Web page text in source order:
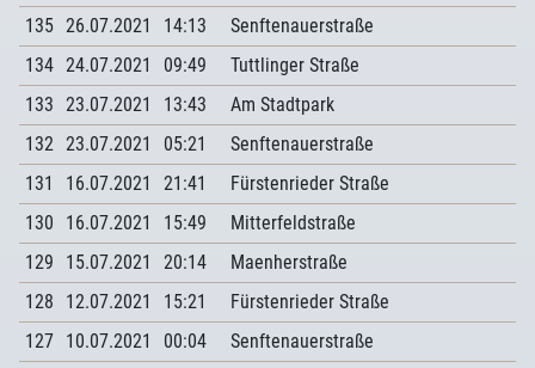
135 26.07.2021 14:13
Senftenauerstraße
134 24.07.2021 09:49
Tuttlinger Straße
133 23.07.2021 13:43
Am Stadtpark
132 23.07.2021 05:21
Senftenauerstraße
131
16.07.2021 21:41
Fürstenrieder Straße
130
16.07.2021 15:49
Mitterfeldstraße
129
15.07.2021 20:14
Maenherstraße
128
12.07.2021 15:21
Fürstenrieder Straße
127 10.07.2021 00:04
Senftenauerstraße